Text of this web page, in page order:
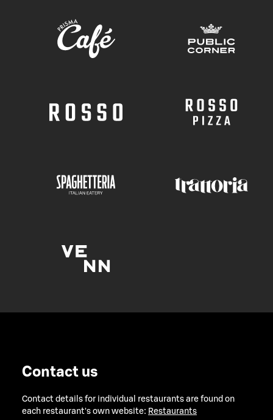
Contact us
Contact details for individual restaurants are found on
each restaurant's own website: Restaurants